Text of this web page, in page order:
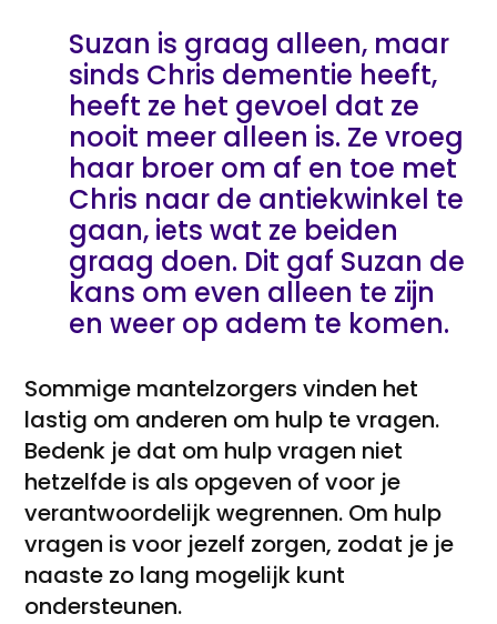
Suzan is graag alleen, maar
sinds Chris dementie heeft,
heeft ze het gevoel dat ze
nooit meer alleen is. Ze vroeg
haar broer om af en toe met
Chris naar de antiekwinkel te
gaan, iets wat ze beiden
graag doen. Dit gaf Suzan de
kans om even alleen te zijn
en weer op adem te komen.
Sommige mantelzorgers vinden het
lastig om anderen om hulp te vragen.
Bedenk je dat om hulp vragen niet
hetzelfde is als opgeven of voor je
verantwoordelijk wegrennen. Om hulp
vragen is voor jezelf zorgen, zodat je je
naaste zo lang mogelijk kunt
ondersteunen.